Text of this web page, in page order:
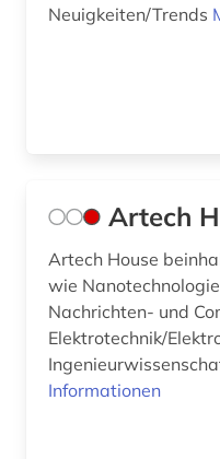
fahrzeugbau (1)
fernerkundung (3)
Neuigkeiten/Trends
Artech
Artech House
wie
Nachrichten- und
Elektrotechnik/
Informationen